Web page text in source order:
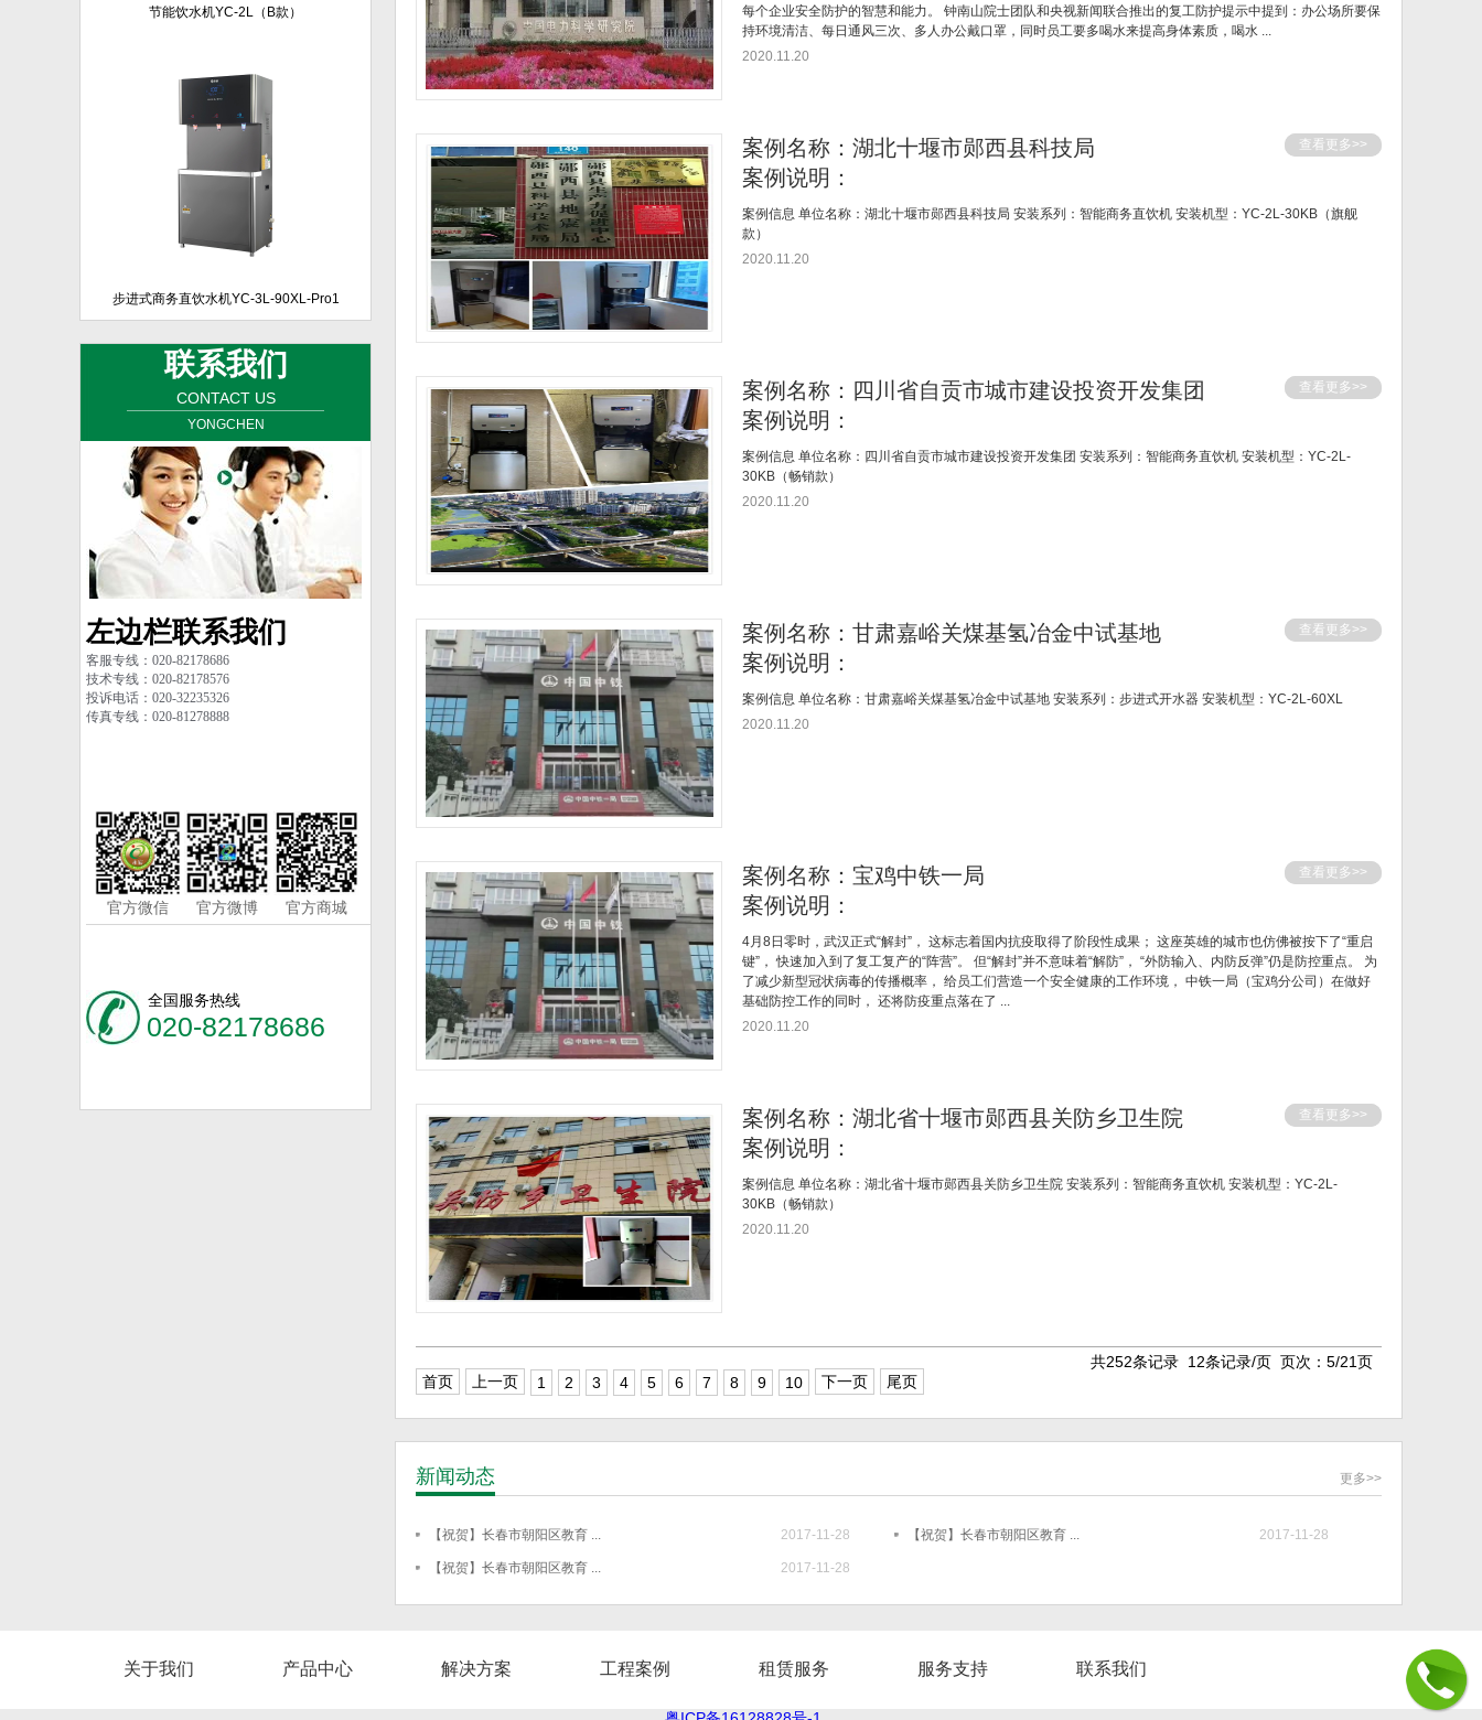
节能饮水机YC-2L（B款）
步进式商务直饮水机YC-3L-90XL-Pro1
联系我们
CONTACT US
YONGCHEN
左边栏联系我们
客服专线：020-82178686
技术专线：020-82178576
投诉电话：020-32235326
传真专线：020-81278888
官方微信 官方微博 官方商城
全国服务热线
020-82178686
每个企业安全防护的智慧和能力。 钟南山院士团队和央视新闻联合推出的复工防护提示中提到：办公场所要保
持环境清洁、每日通风三次、多人办公戴口罩，同时员工要多喝水来提高身体素质，喝水 ...
2020.11.20
案例名称：湖北十堰市郧西县科技局 查看更多>>
案例说明：
案例信息 单位名称：湖北十堰市郧西县科技局 安装系列：智能商务直饮机 安装机型：YC-2L-30KB（旗舰
款）
2020.11.20
案例名称：四川省自贡市城市建设投资开发集团 查看更多>>
案例说明：
案例信息 单位名称：四川省自贡市城市建设投资开发集团 安装系列：智能商务直饮机 安装机型：YC-2L-
30KB（畅销款）
2020.11.20
案例名称：甘肃嘉峪关煤基氢冶金中试基地 查看更多>>
案例说明：
案例信息 单位名称：甘肃嘉峪关煤基氢冶金中试基地 安装系列：步进式开水器 安装机型：YC-2L-60XL
2020.11.20
案例名称：宝鸡中铁一局 查看更多>>
案例说明：
4月8日零时，武汉正式“解封”， 这标志着国内抗疫取得了阶段性成果； 这座英雄的城市也仿佛被按下了“重启
键”， 快速加入到了复工复产的“阵营”。 但“解封”并不意味着“解防”， “外防输入、内防反弹”仍是防控重点。 为
了减少新型冠状病毒的传播概率， 给员工们营造一个安全健康的工作环境， 中铁一局（宝鸡分公司）在做好
基础防控工作的同时， 还将防疫重点落在了 ...
2020.11.20
案例名称：湖北省十堰市郧西县关防乡卫生院 查看更多>>
案例说明：
案例信息 单位名称：湖北省十堰市郧西县关防乡卫生院 安装系列：智能商务直饮机 安装机型：YC-2L-
30KB（畅销款）
2020.11.20
共252条记录 12条记录/页 页次：5/21页
首页
上一页 1 2 3 4 5 6 7 8 9 10 下一页 尾页
更多>>
新闻动态
2017-11-28
【祝贺】长春市朝阳区教育 ... 2017-11-28
【祝贺】长春市朝阳区教育 ...
2017-11-28
【祝贺】长春市朝阳区教育 ...
关于我们 产品中心 解决方案 工程案例 租赁服务 服务支持 联系我们